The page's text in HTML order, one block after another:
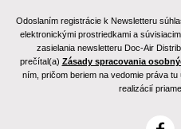
Odoslaním registrácie k Newsletteru
elektronickými prostriedkami a
zasielania newsletteru Doc-Air
prečítal(a) Zásady spracovania
ním, pričom beriem na vedomie práva
realizácií